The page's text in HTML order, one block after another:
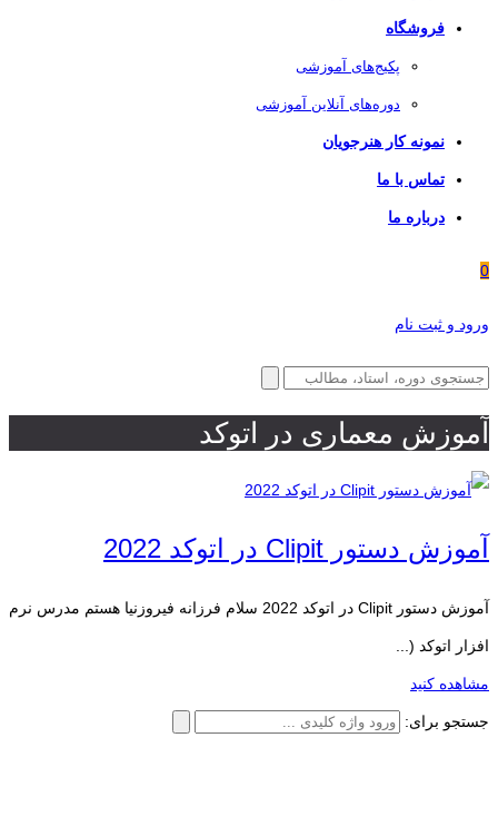
فروشگاه
پکیج‌های آموزشی
دوره‌های آنلاین آموزشی
نمونه کار هنرجویان
تماس با ما
درباره ما
0
ورود و ثبت نام
آموزش معماری در اتوکد
آموزش دستور Clipit در اتوکد 2022
آموزش دستور Clipit در اتوکد 2022 سلام فرزانه فیروزنیا هستم مدرس نرم
افزار اتوکد (...
مشاهده کنید
جستجو برای: